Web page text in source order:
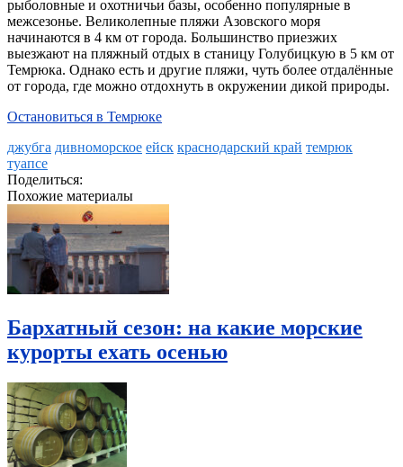
рыболовные и охотничьи базы, особенно популярные в
межсезонье. Великолепные пляжи Азовского моря
начинаются в 4 км от города. Большинство приезжих
выезжают на пляжный отдых в станицу Голубицкую в 5 км от
Темрюка. Однако есть и другие пляжи, чуть более отдалённые
от города, где можно отдохнуть в окружении дикой природы.
Остановиться в Темрюке
джубга дивноморское ейск краснодарский край темрюк
туапсе
Поделиться:
Похожие материалы
Бархатный сезон: на какие морские
курорты ехать осенью